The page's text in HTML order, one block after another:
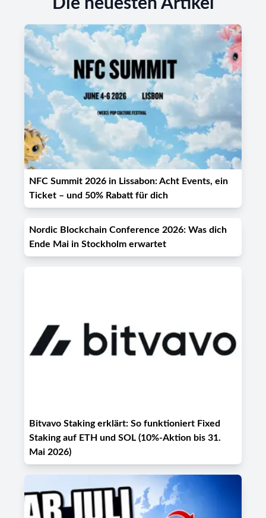
NFC Summit 2026 in Lissabon: Acht Events, ein
Ticket – und 50% Rabatt für dich
Nordic Blockchain Conference 2026: Was dich
Ende Mai in Stockholm erwartet
Bitvavo Staking erklärt: So funktioniert Fixed
Staking auf ETH und SOL (10%-Aktion bis 31.
Mai 2026)